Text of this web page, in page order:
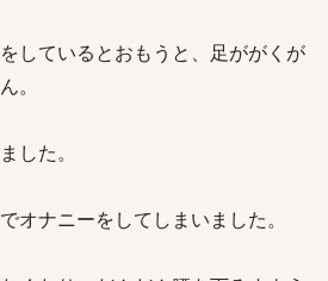
しているとおもうと、足ががくが
。
した。
オナニーをしてしまいました。